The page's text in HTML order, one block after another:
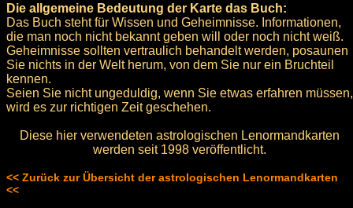
Die allgemeine Bedeutung der Karte das Buch:
Das Buch steht für Wissen und Geheimnisse. Informationen,
die man noch nicht bekannt geben will oder noch nicht weiß.
Geheimnisse sollten vertraulich behandelt werden, posaunen
Sie nichts in der Welt herum, von dem Sie nur ein Bruchteil
kennen.
Seien Sie nicht ungeduldig, wenn Sie etwas erfahren müssen,
wird es zur richtigen Zeit geschehen.
Diese hier verwendeten astrologischen Lenormandkarten
werden seit 1998 veröffentlicht.
<< Zurück zur Übersicht der astrologischen Lenormandkarten
<<